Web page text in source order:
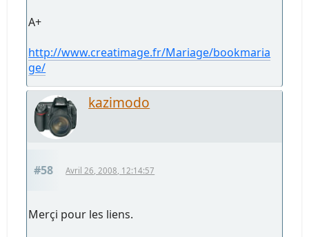
A+
http://www.creatimage.fr/Mariage/bookmaria
ge/
kazimodo
#58 Avril 26, 2008, 12:14:57
Merçi pour les liens.